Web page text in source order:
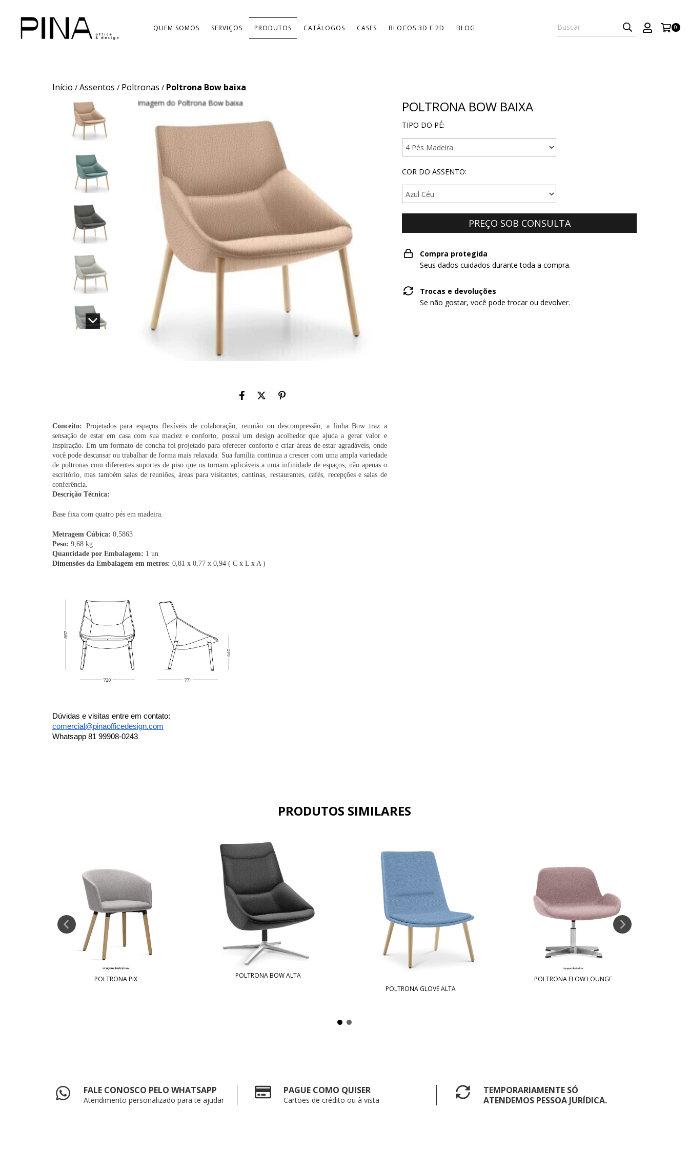
QUEM SOMOS SERVIÇOS PRODUTOS CATÁLOGOS CASES BLOCOS 3D E 2D BLOG 0
Início / Assentos / Poltronas / Poltrona Bow baixa
Conceito: Projetados para espaços flexíveis de colaboração, reunião ou descompressão, a linha Bow traz a
sensação de estar em casa com sua maciez e conforto, possuí um design acolhedor que ajuda a gerar valor e
inspiração. Em um formato de concha foi projetado para oferecer conforto e criar áreas de estar agradáveis, onde
você pode descansar ou trabalhar de forma mais relaxada. Sua família continua a crescer com uma ampla variedade
de poltronas com diferentes suportes de piso que os tornam aplicáveis a uma infinidade de espaços, não apenas o
escritório, mas também salas de reuniões, áreas para visitantes, cantinas, restaurantes, cafés, recepções e salas de
conferência.
Descrição Técnica:
Base fixa com quatro pés em madeira.
Metragem Cúbica: 0,5863
Peso: 9,68 kg
Quantidade por Embalagem: 1 un
Dimensões da Embalagem em metros: 0,81 x 0,77 x 0,94 ( C x L x A )
Dúvidas e visitas entre em contato:
comercial@pinaofficedesign.com
Whatsapp 81 99908-0243
POLTRONA BOW BAIXA
TIPO DO PÉ:
COR DO ASSENTO:
Compra protegida
Seus dados cuidados durante toda a compra.
Trocas e devoluções
Se não gostar, você pode trocar ou devolver.
PRODUTOS SIMILARES
POLTRONA PIX
POLTRONA BOW ALTA
POLTRONA GLOVE ALTA
POLTRONA FLOW LOUNGE
FALE CONOSCO PELO WHATSAPP
Atendimento personalizado para te ajudar
PAGUE COMO QUISER
Cartões de crédito ou à vista
TEMPORARIAMENTE SÓ
ATENDEMOS PESSOA JURÍDICA.